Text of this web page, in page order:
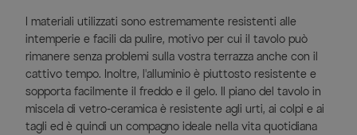
I materiali utilizzati sono estremamente resistenti alle
intemperie e facili da pulire, motivo per cui il tavolo può
rimanere senza problemi sulla vostra terrazza anche con il
cattivo tempo. Inoltre, l'alluminio è piuttosto resistente e
sopporta facilmente il freddo e il gelo. Il piano del tavolo in
miscela di vetro-ceramica è resistente agli urti, ai colpi e ai
tagli ed è quindi un compagno ideale nella vita quotidiana